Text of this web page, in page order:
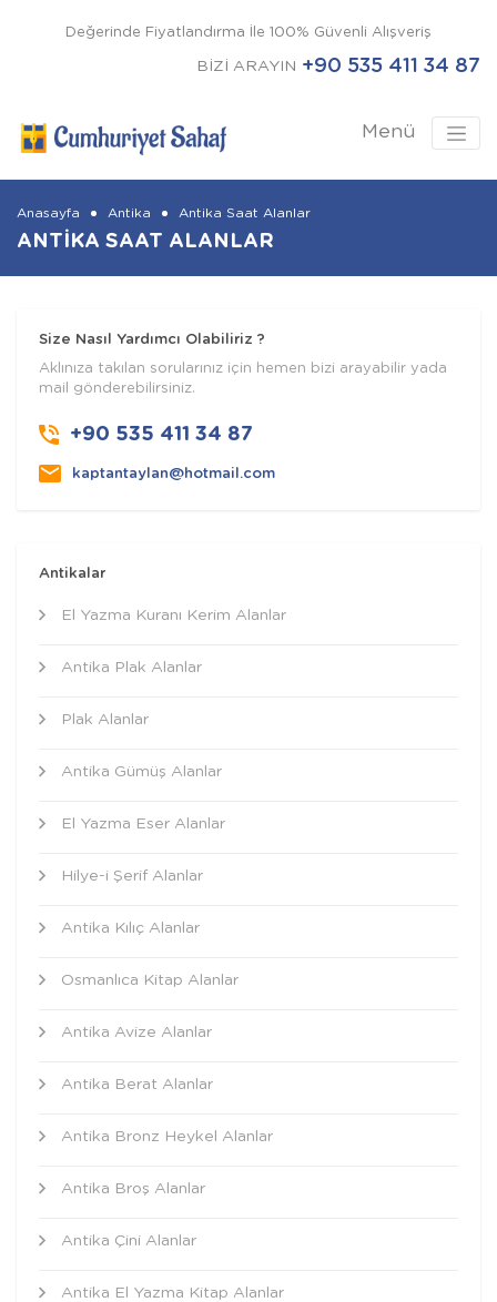
Değerinde Fiyatlandırma İle 100% Güvenli Alışveriş
BİZİ ARAYIN +90 535 411 34 87
Menü
Anasayfa Antika Antika Saat Alanlar
ANTIKA SAAT ALANLAR
Size Nasıl Yardımcı Olabiliriz ?
Aklınıza takılan sorularınız için hemen bizi arayabilir yada
mail gönderebilirsiniz.
+90 535 411 34 87
kaptantaylan@hotmail.com
Antikalar
El Yazma Kuranı Kerim Alanlar
Antika Plak Alanlar
Plak Alanlar
Antika Gümüş Alanlar
El Yazma Eser Alanlar
Hilye-i Şerif Alanlar
Antika Kılıç Alanlar
Osmanlıca Kitap Alanlar
Antika Avize Alanlar
Antika Berat Alanlar
Antika Bronz Heykel Alanlar
Antika Broş Alanlar
Antika Çini Alanlar
Antika El Yazma Kitap Alanlar